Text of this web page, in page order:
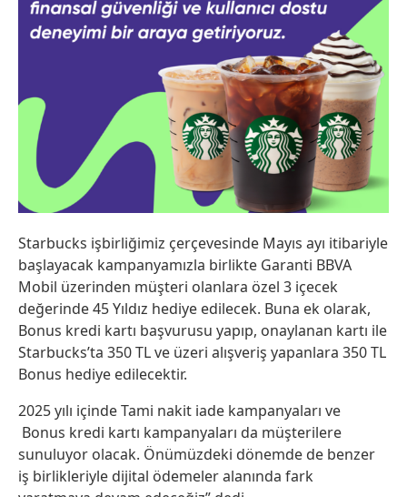
Starbucks işbirliğimiz çerçevesinde Mayıs ayı itibariyle
başlayacak kampanyamızla birlikte Garanti BBVA
Mobil üzerinden müşteri olanlara özel 3 içecek
değerinde 45 Yıldız hediye edilecek. Buna ek olarak,
Bonus kredi kartı başvurusu yapıp, onaylanan kartı ile
Starbucks’ta 350 TL ve üzeri alışveriş yapanlara 350 TL
Bonus hediye edilecektir.
2025 yılı içinde Tami nakit iade kampanyaları ve
Bonus kredi kartı kampanyaları da müşterilere
sunuluyor olacak. Önümüzdeki dönemde de benzer
iş birlikleriyle dijital ödemeler alanında fark